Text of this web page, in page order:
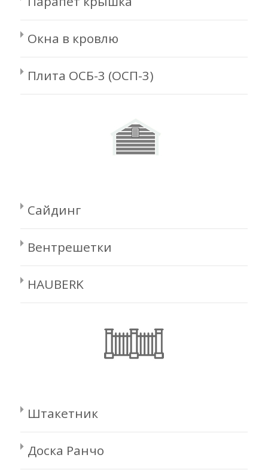
Окна в кровлю
Плита ОСБ-3 (ОСП-3)
Сайдинг
Вентрешетки
HAUBERK
Штакетник
Доска Ранчо